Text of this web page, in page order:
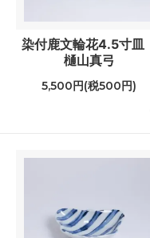
染付鹿文輪花4.5寸皿
樋山真弓
5,500円(税500円)